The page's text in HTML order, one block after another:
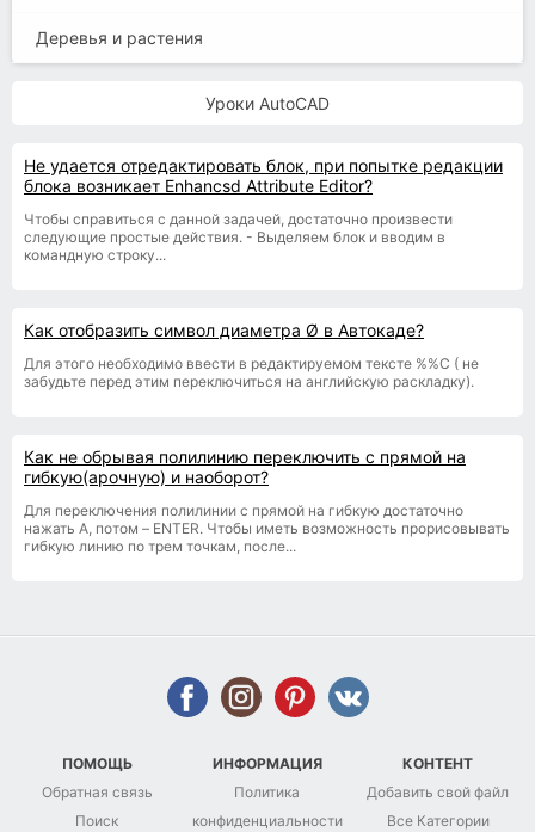
Деревья и растения
Уроки AutoCAD
Не удается отредактировать блок, при попытке редакции
блока возникает Enhancsd Attribute Editor?
Чтобы справиться с данной задачей, достаточно произвести
следующие простые действия. - Выделяем блок и вводим в
командную строку...
Как отобразить символ диаметра Ø в Автокаде?
Для этого необходимо ввести в редактируемом тексте %%С ( не
забудьте перед этим переключиться на английскую раскладку).
Как не обрывая полилинию переключить с прямой на
гибкую(арочную) и наоборот?
Для переключения полилинии с прямой на гибкую достаточно
нажать A, потом – ENTER. Чтобы иметь возможность прорисовывать
гибкую линию по трем точкам, после...
ПОМОЩЬ
Обратная связь
Поиск
ИНФОРМАЦИЯ
Политика
конфиденциальности
КОНТЕНТ
Добавить свой файл
Все Категории